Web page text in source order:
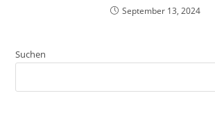
September 13, 2024
Suchen